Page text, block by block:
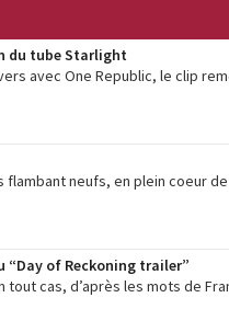
son
du tube Starlight
avec One Republic, le clip
neufs, en plein coeur
“Day of Reckoning trailer”
cas, d’après les mots de